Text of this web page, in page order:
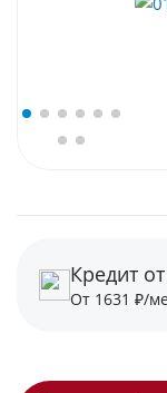
Кредит
От 1631 ₽/